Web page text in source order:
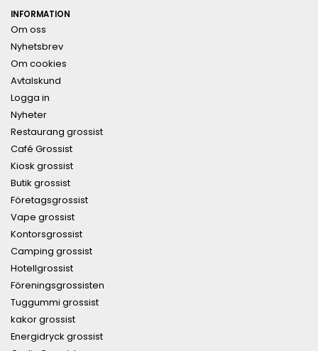
INFORMATION
Om oss
Nyhetsbrev
Om cookies
Avtalskund
Logga in
Nyheter
Restaurang grossist
Café Grossist
Kiosk grossist
Butik grossist
Företagsgrossist
Vape grossist
Kontorsgrossist
Camping grossist
Hotellgrossist
Föreningsgrossisten
Tuggummi grossist
kakor grossist
Energidryck grossist